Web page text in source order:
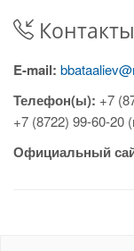
Контакты
E-mail:
Телефон(ы): +7
+7 (8722) 99-60-20
Официальный